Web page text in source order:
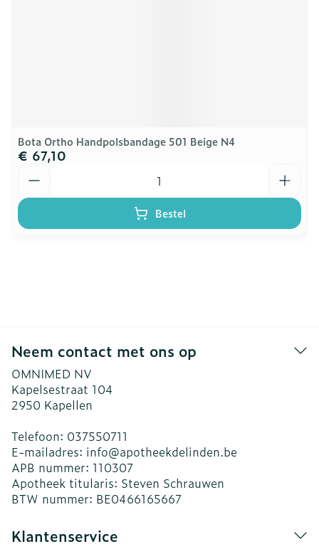
Bota Ortho Handpolsbandage 501 Beige N4
€ 67,10
Bestel
Neem contact met ons op
OMNIMED NV
Kapelsestraat 104
2950 Kapellen
Telefoon: 037550711
E-mailadres: info@apotheekdelinden.be
APB nummer: 110307
Apotheek titularis: Steven Schrauwen
BTW nummer: BE0466165667
Klantenservice